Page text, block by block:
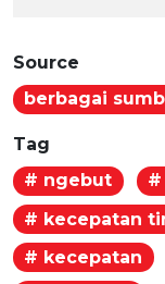
Source
berbagai
Tag
# ngebut
#
# kecepatan
# kecepatan